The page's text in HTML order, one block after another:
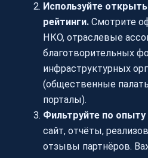
Используйте
рейтинги. Смотрите
НКО, отраслевые
благотворительных
инфраструктурных
(общественные
порталы).
Фильтруйте по
сайт, отчёты,
отзывы партнёров.